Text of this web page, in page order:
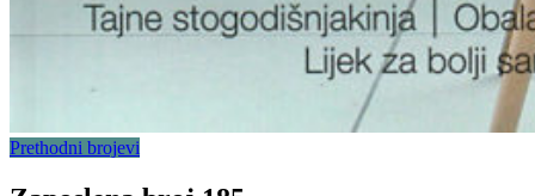
Prethodni brojevi